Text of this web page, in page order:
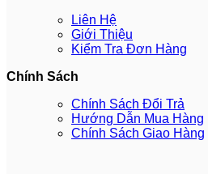
Liên Hệ
Giới Thiệu
Kiểm Tra Đơn Hàng
Chính Sách
Chính Sách Đổi Trả
Hướng Dẫn Mua Hàng
Chính Sách Giao Hàng